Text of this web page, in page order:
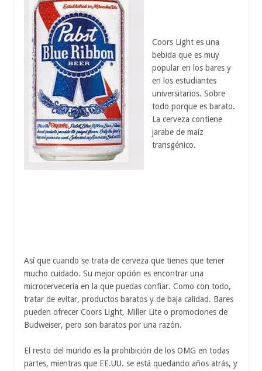
Coors Light es una
bebida que es muy
popular en los bares y
en los estudiantes
universitarios. Sobre
todo porque es barato.
La cerveza contiene
jarabe de maíz
transgénico.
Así que cuando se trata de cerveza que tienes que tener
mucho cuidado. Su mejor opción es encontrar una
microcervecería en la que puedas confiar. Como con todo,
tratar de evitar, productos baratos y de baja calidad. Bares
pueden ofrecer Coors Light, Miller Lite o promociones de
Budweiser, pero son baratos por una razón.
El resto del mundo es la prohibición de los OMG en todas
partes, mientras que EE.UU. se está quedando años atrás, y